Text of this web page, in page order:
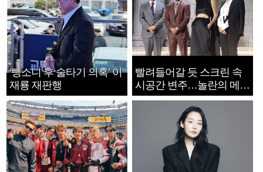
‘뺑소니 후 술타기 의혹’ 이
재룡 재판행
빨려들어갈 듯 스크린 속
시공간 변주…놀란의 메시
지는 ‘전쟁 속죄’